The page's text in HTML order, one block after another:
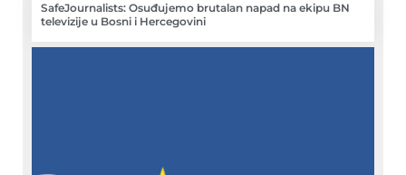
SafeJournalists: Osuđujemo brutalan napad na ekipu BN
televizije u Bosni i Hercegovini